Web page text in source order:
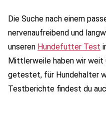
Die Suche nach einem
nervenaufreibend und
unseren Hundefutter Test
Mittlerweile haben wir weit
getestet, für Hundehalter
Testberichte findest du